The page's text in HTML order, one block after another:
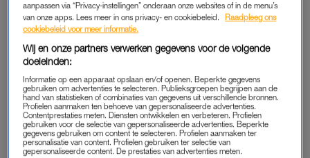
De Amerikanen sturen extra militairen die moeten helpen bij
het vertrek van de ambassademedewerkers. Dat geldt als
standaardpraktijk in conflictgebieden. Het gaat om 3000 man,
Momenteel zijn nog 650 Amerikaanse militairen in Afghanistan
om onder meer de ambassade te beschermen.
ROMPBEZETTING
aanpassen via “Privacy-instellingen” onderaan onze websites of in de menu’s
van onze apps. Lees meer in ons privacy- en cookiebeleid.
Raadpleeg ons
cookiebeleid voor meer informatie.
Wij en onze partners verwerken gegevens voor de volgende
doeleinden:
Informatie op een apparaat opslaan en/of openen. Beperkte gegevens
gebruiken om advertenties te selecteren. Publieksgroepen begrijpen aan de
hand van statistieken of combinaties van gegevens uit verschillende bronnen.
Profielen aanmaken ten behoeve van gepersonaliseerde advertenties.
Contentprestaties meten. Diensten ontwikkelen en verbeteren. Profielen
gebruiken voor de selectie van gepersonaliseerde advertenties. Beperkte
gegevens gebruiken om content te selecteren. Profielen aanmaken ter
personalisatie van content. Profielen gebruiken ter selectie van
gepersonaliseerde content. De prestaties van advertenties meten.